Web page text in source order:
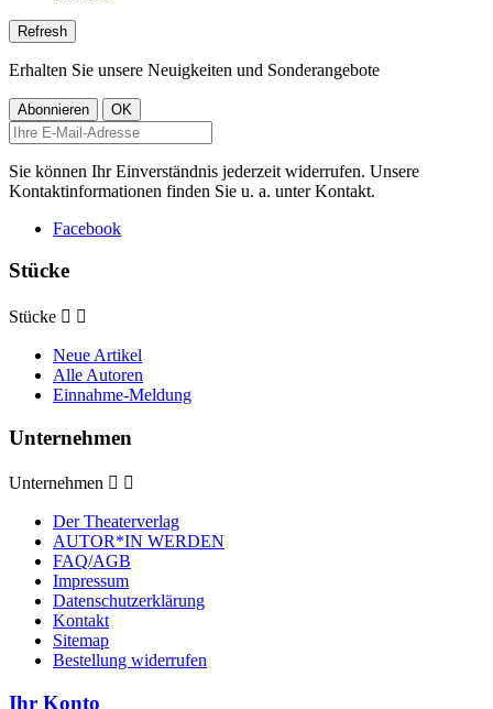
Erhalten Sie unsere Neuigkeiten und Sonderangebote
Sie können Ihr Einverständnis jederzeit widerrufen. Unsere
Kontaktinformationen finden Sie u. a. unter Kontakt.
Facebook
Stücke
Stücke  
Neue Artikel
Alle Autoren
Einnahme-Meldung
Unternehmen
Unternehmen  
Der Theaterverlag
AUTOR*IN WERDEN
FAQ/AGB
Impressum
Datenschutzerklärung
Kontakt
Sitemap
Bestellung widerrufen
Ihr Konto